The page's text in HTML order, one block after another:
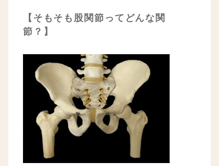
【そもそも股関節ってどんな関
節？】